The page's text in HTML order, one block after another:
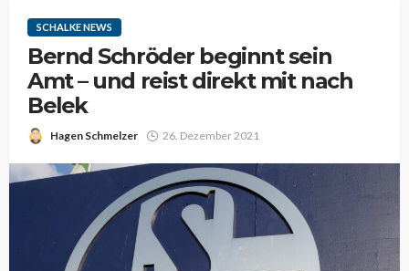
SCHALKE NEWS
Bernd Schröder beginnt sein
Amt – und reist direkt mit nach
Belek
Hagen Schmelzer 26. Dezember 2021